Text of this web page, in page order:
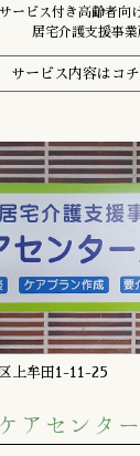
サービス付き高齢者向
居宅介護支援事業
サービス内容はコ
上牟田1-11-25
ケアセンタ